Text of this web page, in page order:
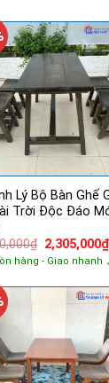
Lý Bộ Bàn Ghế
Trời Độc Đáo
₫ Giá
gốc
là:
2,305,000₫
hàng - Giao nhanh